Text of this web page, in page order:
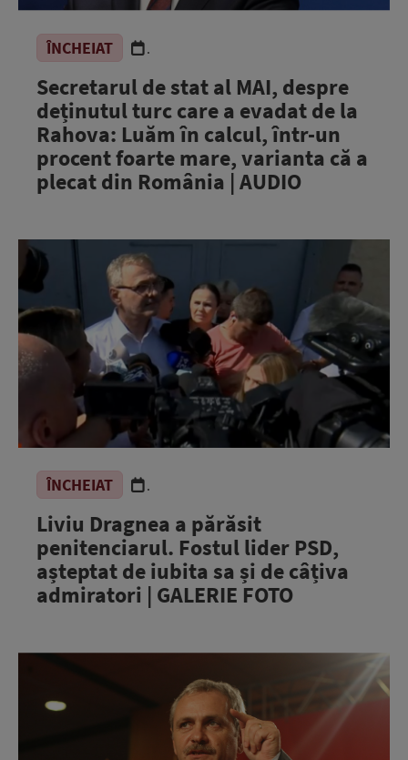
ÎNCHEIAT .
Secretarul de stat al MAI, despre
deținutul turc care a evadat de la
Rahova: Luăm în calcul, într-un
procent foarte mare, varianta că a
plecat din România | AUDIO
ÎNCHEIAT .
Liviu Dragnea a părăsit
penitenciarul. Fostul lider PSD,
așteptat de iubita sa și de câțiva
admiratori | GALERIE FOTO